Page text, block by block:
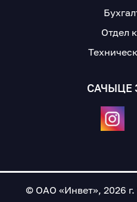
Отдел
САЧЫЦЕ
© ОАО «Инвет», 2026